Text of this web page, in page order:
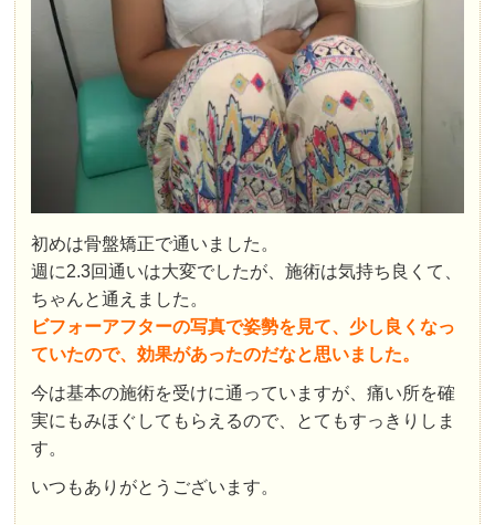
初めは骨盤矯正で通いました。
週に2.3回通いは大変でしたが、施術は気持ち良くて、
ちゃんと通えました。
ビフォーアフターの写真で姿勢を見て、少し良くなっ
ていたので、効果があったのだなと思いました。
今は基本の施術を受けに通っていますが、痛い所を確
実にもみほぐしてもらえるので、とてもすっきりしま
す。
いつもありがとうございます。